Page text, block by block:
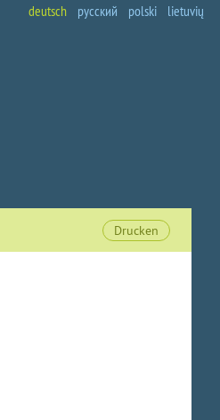
deutsch русский polski lietuvių
Drucken